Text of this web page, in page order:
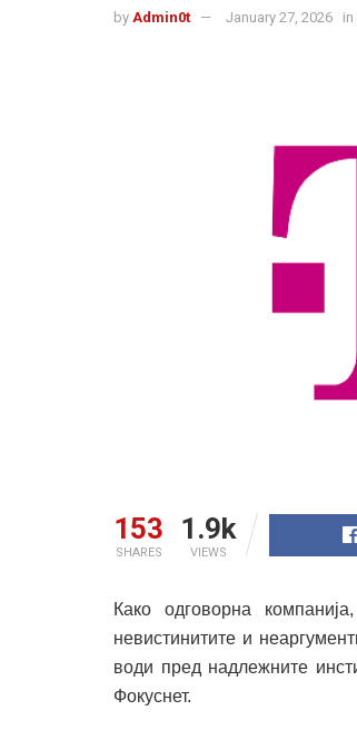
by Admin0t January 27, 2026 in
153
SHARES
1.9k
VIEWS
Како одговорна
невистинитите и
води пред надлежните
Фокуснет.